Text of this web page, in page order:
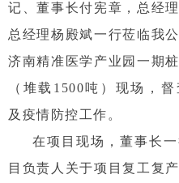
记、董事长付宪章，总经
总经理杨殿斌一行莅临我
济南精准医学产业园一期
（堆载1500吨）现场，
及疫情防控工作。
在项目现场，董事长一
目负责人关于项目复工复